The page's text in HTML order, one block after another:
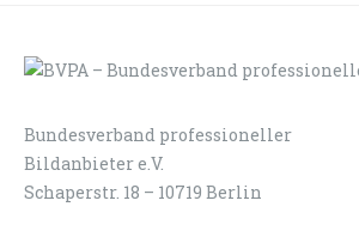
Bundesverband professioneller
Bildanbieter e.V.
Schaperstr. 18 – 10719 Berlin